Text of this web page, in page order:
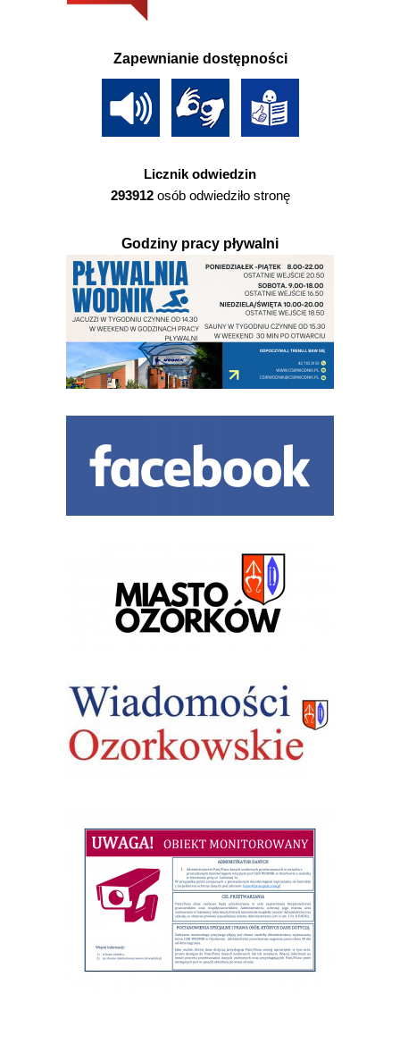
Zapewnianie dostępności
Licznik odwiedzin
293912osób odwiedziło stronę
Godziny pracy pływalni